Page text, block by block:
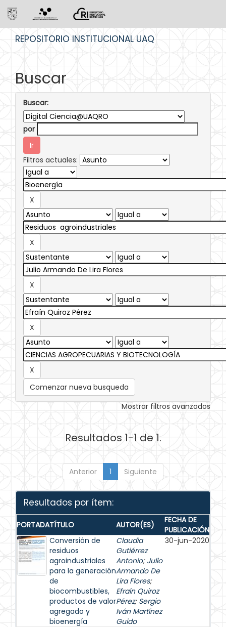
REPOSITORIO INSTITUCIONAL UAQ
Buscar
Buscar:
por
Filtros actuales:
Comenzar nueva busqueda
Mostrar filtros avanzados
Resultados 1-1 de 1.
Anterior 1 Siguiente
Resultados por ítem:
PORTADATÍTULO AUTOR(ES)
FECHA DE
PUBLICACIÓN
Conversión de
residuos
agroindustriales
para la generación
de
biocombustibles,
productos de valor
agregado y
bioenergía
Claudia
Gutiérrez
Antonio; Julio
Armando De
Lira Flores;
Efraín Quiroz
Pérez; Sergio
Iván Martínez
Guido
30-jun-2020